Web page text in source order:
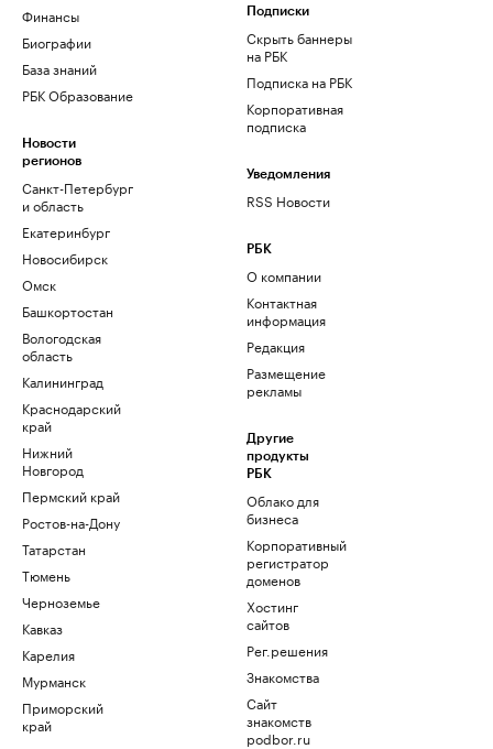
Финансы
Биографии
База знаний
РБК Образование
Новости
регионов
Санкт-Петербург
и область
Екатеринбург
Новосибирск
Омск
Башкортостан
Вологодская
область
Калининград
Краснодарский
край
Нижний
Новгород
Пермский край
Ростов-на-Дону
Татарстан
Тюмень
Черноземье
Кавказ
Карелия
Мурманск
Приморский
край
Подписки
Скрыть баннеры
на РБК
Подписка на РБК
Корпоративная
подписка
Уведомления
RSS Новости
РБК
О компании
Контактная
информация
Редакция
Размещение
рекламы
Другие
продукты
РБК
Облако для
бизнеса
Корпоративный
регистратор
доменов
Хостинг
сайтов
Рег.решения
Знакомства
Сайт
знакомств
podbor.ru